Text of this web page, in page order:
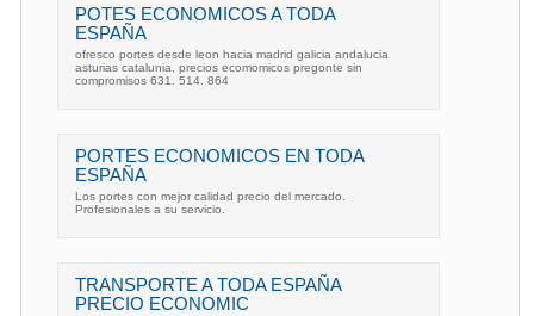
POTES ECONOMICOS A TODA
ESPAÑA
ofresco portes desde leon hacia madrid galicia andalucia
asturias catalunia, precios ecomomicos pregonte sin
compromisos 631. 514. 864
PORTES ECONOMICOS EN TODA
ESPAÑA
Los portes con mejor calidad precio del mercado.
Profesionales a su servicio.
TRANSPORTE A TODA ESPAÑA
PRECIO ECONOMIC